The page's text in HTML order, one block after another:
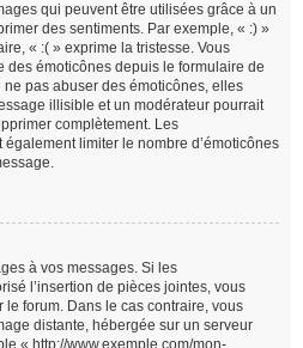
qui peuvent être utilisées grâce à un
des sentiments. Par exemple, « :) »
« :( » exprime la tristesse. Vous
des émoticônes depuis le formulaire de
pas abuser des émoticônes, elles
illisible et un modérateur pourrait
complètement. Les
limiter le nombre d’émoticônes
à vos messages. Si les
l’insertion de pièces jointes, vous
forum. Dans le cas contraire, vous
distante, hébergée sur un serveur
« http://www.exemple.com/mon-